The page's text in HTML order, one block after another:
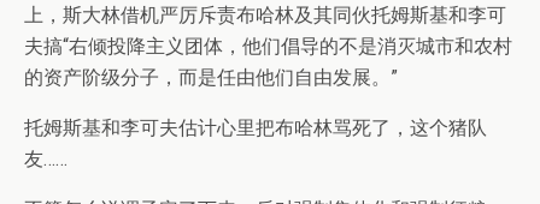
上，斯大林借机严厉斥责布哈林及其同伙托姆斯基和李可
夫搞“右倾投降主义团体，他们倡导的不是消灭城市和农村
的资产阶级分子，而是任由他们自由发展。”
托姆斯基和李可夫估计心里把布哈林骂死了，这个猪队
友……